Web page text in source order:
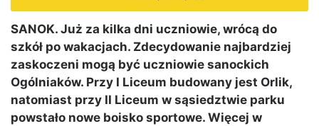
SANOK. Już za kilka dni uczniowie, wrócą do
szkół po wakacjach. Zdecydowanie najbardziej
zaskoczeni mogą być uczniowie sanockich
Ogólniaków. Przy I Liceum budowany jest Orlik,
natomiast przy II Liceum w sąsiedztwie parku
powstało nowe boisko sportowe. Więcej w